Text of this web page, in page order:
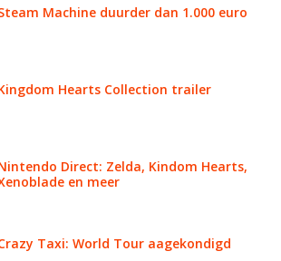
Machine duurder dan 1.000 euro
Hearts Collection trailer
Direct: Zelda, Kindom Hearts,
en meer
Taxi: World Tour aagekondigd